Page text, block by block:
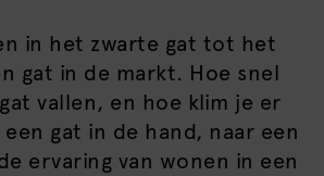
in het zwarte gat tot het
gat in de markt. Hoe snel
vallen, en hoe klim je er
gat in de hand, naar een
ervaring van wonen in een